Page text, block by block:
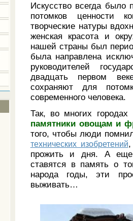
Искусство всегда было
потомков ценности
творческие натуры
женская красота и
нашей страны был
была направлена
руководителей
двадцать первом
сохраняют для
современного человека.
Так, во многих
памятники овощам и
того, чтобы люди
технических изобретений
прожить и дня. А
ставятся в память о
народа годы, эти
выживать…